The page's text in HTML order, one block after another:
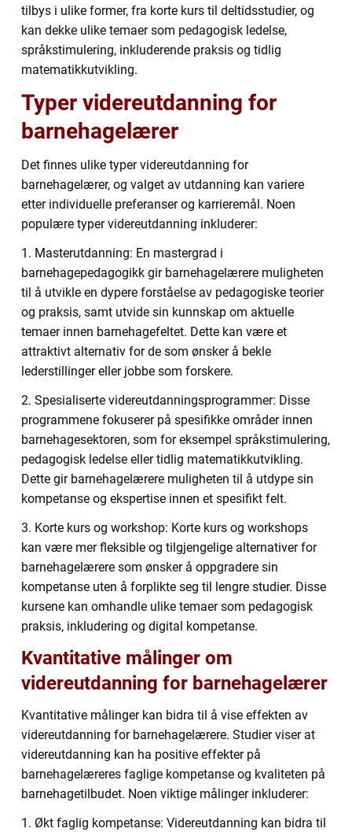
tilbys i ulike former, fra korte kurs til deltidsstudier, og
kan dekke ulike temaer som pedagogisk ledelse,
språkstimulering, inkluderende praksis og tidlig
matematikkutvikling.
Typer videreutdanning for
barnehagelærer
Det finnes ulike typer videreutdanning for
barnehagelærer, og valget av utdanning kan variere
etter individuelle preferanser og karrieremål. Noen
populære typer videreutdanning inkluderer:
1. Masterutdanning: En mastergrad i
barnehagepedagogikk gir barnehagelærere muligheten
til å utvikle en dypere forståelse av pedagogiske teorier
og praksis, samt utvide sin kunnskap om aktuelle
temaer innen barnehagefeltet. Dette kan være et
attraktivt alternativ for de som ønsker å bekle
lederstillinger eller jobbe som forskere.
2. Spesialiserte videreutdanningsprogrammer: Disse
programmene fokuserer på spesifikke områder innen
barnehagesektoren, som for eksempel språkstimulering,
pedagogisk ledelse eller tidlig matematikkutvikling.
Dette gir barnehagelærere muligheten til å utdype sin
kompetanse og ekspertise innen et spesifikt felt.
3. Korte kurs og workshop: Korte kurs og workshops
kan være mer fleksible og tilgjengelige alternativer for
barnehagelærere som ønsker å oppgradere sin
kompetanse uten å forplikte seg til lengre studier. Disse
kursene kan omhandle ulike temaer som pedagogisk
praksis, inkludering og digital kompetanse.
Kvantitative målinger om
videreutdanning for barnehagelærer
Kvantitative målinger kan bidra til å vise effekten av
videreutdanning for barnehagelærere. Studier viser at
videreutdanning kan ha positive effekter på
barnehagelæreres faglige kompetanse og kvaliteten på
barnehagetilbudet. Noen viktige målinger inkluderer:
1. Økt faglig kompetanse: Videreutdanning kan bidra til